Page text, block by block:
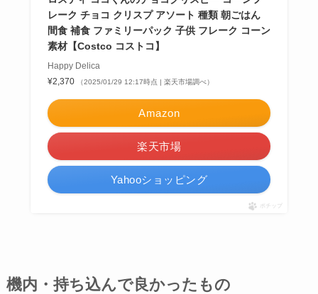
レーク チョコ クリスプ アソート 種類 朝ごはん
間食 補食 ファミリーパック 子供 フレーク コーン
素材【Costco コストコ】
Happy Delica
¥2,370
（2025/01/29 12:17時点 | 楽天市場調べ）
Amazon
楽天市場
Yahooショッピング
ポチップ
機内・持ち込んで良かったもの